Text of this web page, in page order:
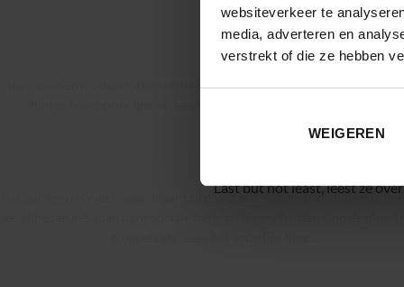
websiteverkeer te
media, adverteren en
verstrekt of die ze hebben
WEIGEREN
En ook het organiseren van
Petra Peeters, genoteerd
en moderatoren van de MOOC Exploring Social Learning
Last but not least, leest ze
Sociaal leren is niet nieuw, maar krijgt wel een hele nieuwe dimensie